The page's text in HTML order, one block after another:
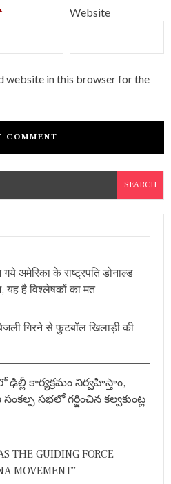
Website
website in this browser for the
अमेरिका के राष्ट्रपति डोनाल्ड
यह है विश्लेषकों का मत
गिरने से फुटबॉल खिलाड़ी की
కార్యక్రమం నిర్వహిస్తాం,
సభలో గర్జించిన కల్వకుంట్ల
THE GUIDING FORCE
MOVEMENT”